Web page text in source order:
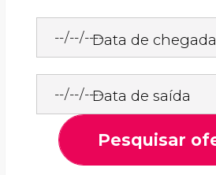
Data de chegada
Data de saída
Pesquisar